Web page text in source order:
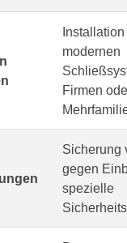
Installation
modernen
Firmen
Sicherung
gegen
spezielle